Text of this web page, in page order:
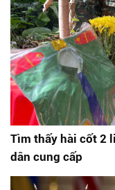
Tìm thấy hài cốt 2
dân cung cấp